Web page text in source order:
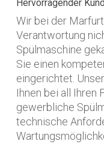
Hervorragender
Wir bei der
Verantwortung
Spülmaschine
Sie einen
eingerichtet.
Ihnen bei all Ihren
gewerbliche
technische